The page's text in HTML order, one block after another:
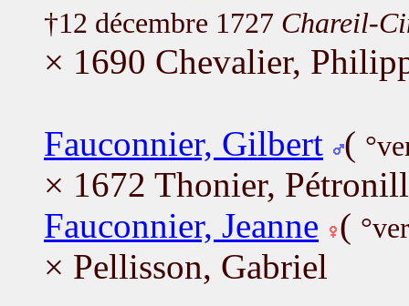
†12 décembre 1727 Chareil-
× 1690 Chevalier,
Fauconnier, Gilbert (
× 1672 Thonier,
Fauconnier, Jeanne (
× Pellisson, Gabriel